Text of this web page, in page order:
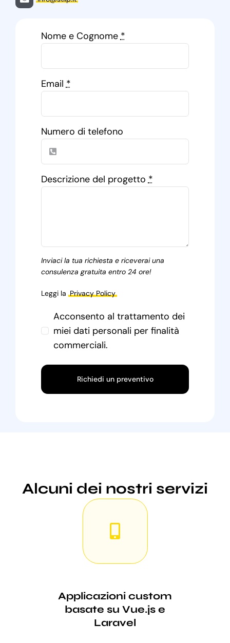
Nome e Cognome*
Email*
Numero di telefono
Descrizione del progetto*
Inviaci la tua richiesta e riceverai una
consulenza gratuita entro 24 ore!
Leggi la Privacy Policy
Acconsento al trattamento dei
miei dati personali per finalità
commerciali.
Richiedi un preventivo
Alcuni dei nostri servizi
Applicazioni custom
basate su Vue.js e
Laravel